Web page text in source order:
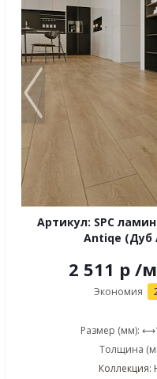
Артикул: SPC
Antiqe (Дуб
2 511 р /
Экономия
Размер (мм):
Толщина
Коллекция: